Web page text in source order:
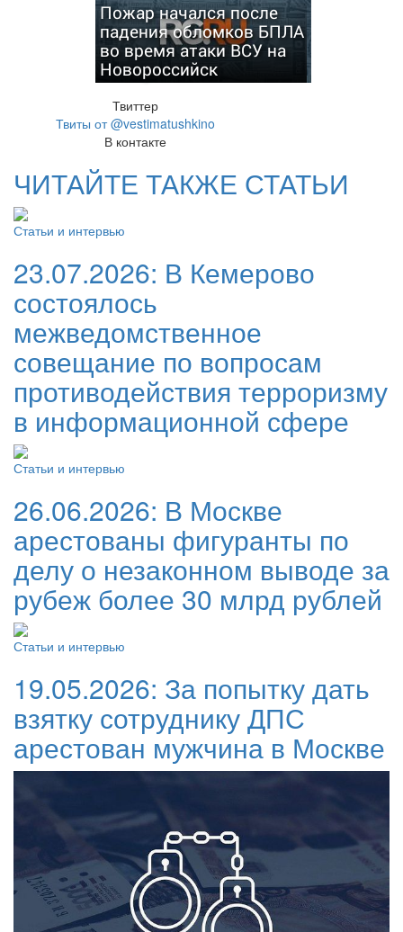
Пожар начался после
падения обломков БПЛА
во время атаки ВСУ на
Новороссийск
Твиттер
Твиты от @vestimatushkino
В контакте
ЧИТАЙТЕ ТАКЖЕ СТАТЬИ
Статьи и интервью
23.07.2026: В Кемерово
состоялось
межведомственное
совещание по вопросам
противодействия терроризму
в информационной сфере
Статьи и интервью
26.06.2026: В Москве
арестованы фигуранты по
делу о незаконном выводе за
рубеж более 30 млрд рублей
Статьи и интервью
19.05.2026: За попытку дать
взятку сотруднику ДПС
арестован мужчина в Москве